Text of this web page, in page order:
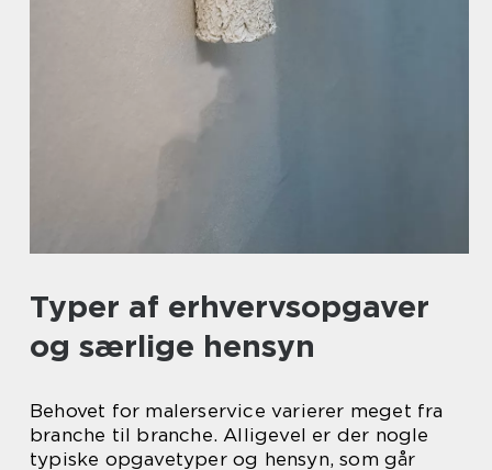
Typer af erhvervsopgaver
og særlige hensyn
Behovet for malerservice varierer meget fra
branche til branche. Alligevel er der nogle
typiske opgavetyper og hensyn, som går